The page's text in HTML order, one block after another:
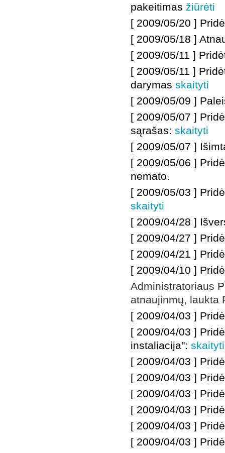
pakeitimas žiūrėti
[ 2009/05/20 ]
[ 2009/05/18 ]
[ 2009/05/11 ]
[ 2009/05/11 ]
darymas skaityti
[ 2009/05/09 ]
[ 2009/05/07 ]
sąrašas: skaityti
[ 2009/05/07 ]
[ 2009/05/06 ]
nemato.
[ 2009/05/03 ]
skaityti
[ 2009/04/28 ]
[ 2009/04/27 ]
[ 2009/04/21 ]
[ 2009/04/10 ]
Administratoriaus
atnaujinmų, laukta
[ 2009/04/03 ]
[ 2009/04/03 ]
instaliacija": skaityti
[ 2009/04/03 ]
[ 2009/04/03 ]
[ 2009/04/03 ]
[ 2009/04/03 ]
[ 2009/04/03 ]
[ 2009/04/03 ]